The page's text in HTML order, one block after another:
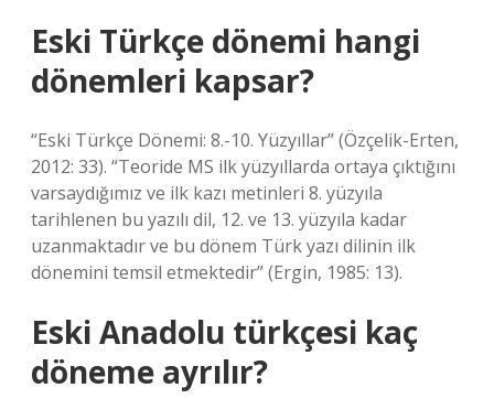
Eski Türkçe dönemi hangi
dönemleri kapsar?
“Eski Türkçe Dönemi: 8.-10. Yüzyıllar” (Özçelik-Erten,
2012: 33). “Teoride MS ilk yüzyıllarda ortaya çıktığını
varsaydığımız ve ilk kazı metinleri 8. yüzyıla
tarihlenen bu yazılı dil, 12. ve 13. yüzyıla kadar
uzanmaktadır ve bu dönem Türk yazı dilinin ilk
dönemini temsil etmektedir” (Ergin, 1985: 13).
Eski Anadolu türkçesi kaç
döneme ayrılır?